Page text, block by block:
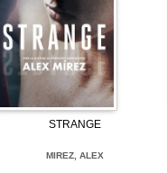
STRANGE
MIREZ, ALEX